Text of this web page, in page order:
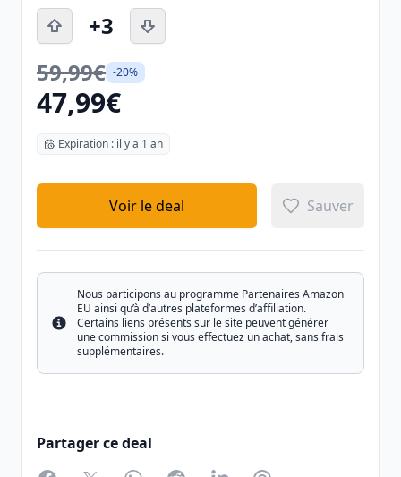
+3
59,99€ -20%
47,99€
Expiration : il y a 1 an
Voir le deal Sauver
Info
Nous participons au programme Partenaires Amazon
EU ainsi qu’à d’autres plateformes d’affiliation.
Certains liens présents sur le site peuvent générer
une commission si vous effectuez un achat, sans frais
supplémentaires.
Partager ce deal